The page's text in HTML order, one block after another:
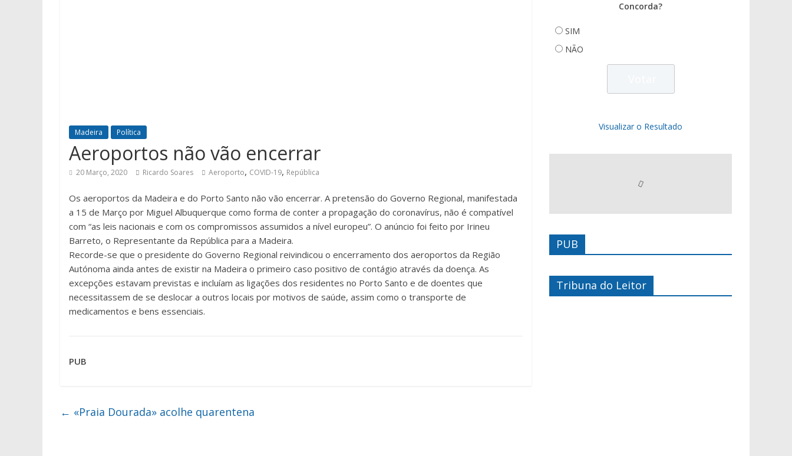
Madeira Política
Aeroportos não vão encerrar
20 Março, 2020 Ricardo Soares Aeroporto, COVID-19, República
Os aeroportos da Madeira e do Porto Santo não vão encerrar. A pretensão do Governo Regional, manifestada
a 15 de Março por Miguel Albuquerque como forma de conter a propagação do coronavírus, não é compatível
com “as leis nacionais e com os compromissos assumidos a nível europeu”. O anúncio foi feito por Irineu
Barreto, o Representante da República para a Madeira.
Recorde-se que o presidente do Governo Regional reivindicou o encerramento dos aeroportos da Região
Autónoma ainda antes de existir na Madeira o primeiro caso positivo de contágio através da doença. As
excepções estavam previstas e incluíam as ligações dos residentes no Porto Santo e de doentes que
necessitassem de se deslocar a outros locais por motivos de saúde, assim como o transporte de
medicamentos e bens essenciais.
PUB
← «Praia Dourada» acolhe quarentena
Concorda?
SIM
NÃO
Visualizar o Resultado
PUB
Tribuna do Leitor